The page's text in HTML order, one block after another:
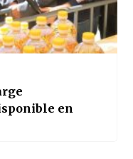
en